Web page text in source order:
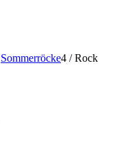
Sommerröcke4 / Rock